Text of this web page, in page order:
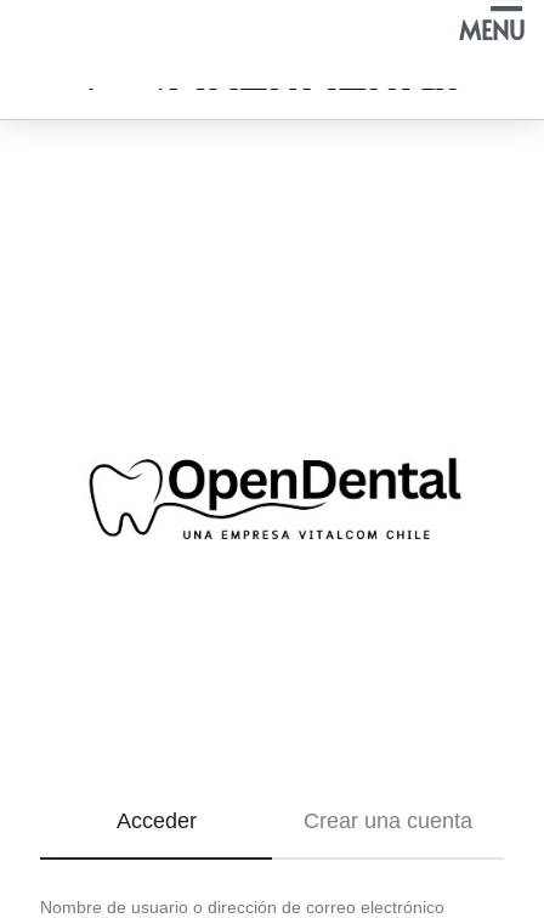
MENU
Insumos
Acceder Crear una cuenta
Nombre de usuario o dirección de correo electrónico